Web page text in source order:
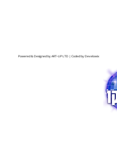
Powered & Designed byART-UP LTD | Coded byDevelowix